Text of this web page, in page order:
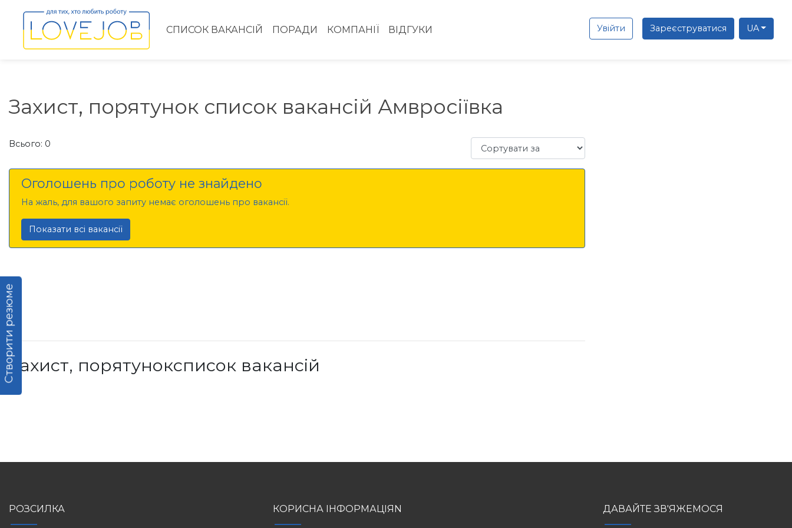
СПИСОК ВАКАНСІЙ ПОРАДИ КОМПАНІЇ ВІДГУКИ Увійти Зареєструватися UA
Створити резюме
Захист, порятунок список вакансій Амвросіївка
Всього: 0 Сортувати за
Оголошень про роботу не знайдено
На жаль, для вашого запиту немає оголошень про вакансії.
Показати всі вакансії
Захист, порятуноксписок вакансій
РОЗСИЛКА КОРИСНА ІНФОРМАЦІЯN ДАВАЙТЕ ЗВ'ЯЖЕМОСЯ